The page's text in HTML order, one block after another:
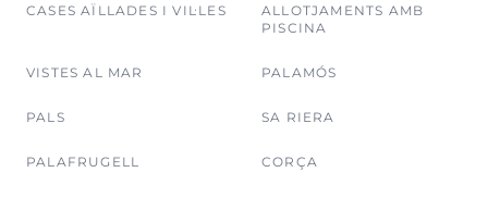
CASES AÏLLADES I VIL·LES
ALLOTJAMENTS AMB
PISCINA
VISTES AL MAR PALAMÓS
PALS SA RIERA
PALAFRUGELL CORÇA